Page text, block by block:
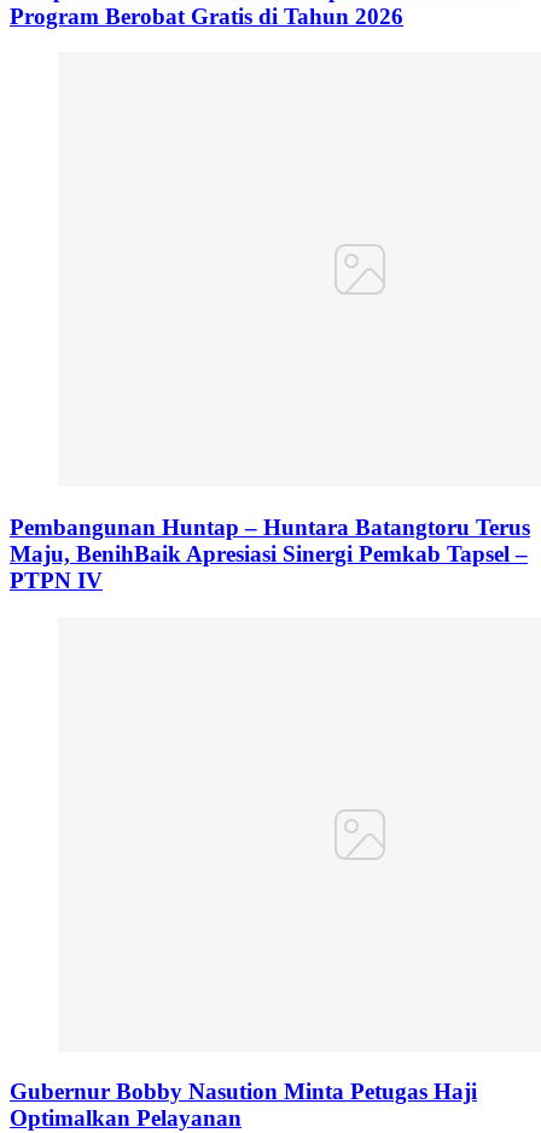
Program Berobat Gratis di Tahun 2026
Pembangunan Huntap – Huntara Batangtoru Terus
Maju, BenihBaik Apresiasi Sinergi Pemkab Tapsel –
PTPN IV
Gubernur Bobby Nasution Minta Petugas Haji
Optimalkan Pelayanan